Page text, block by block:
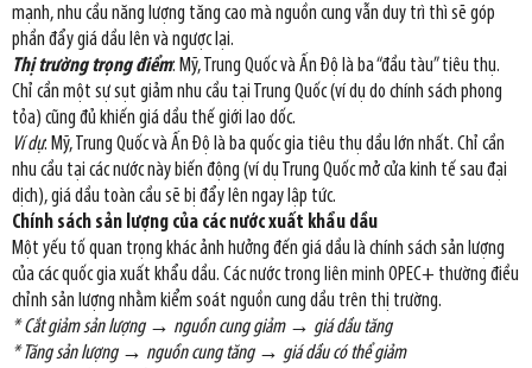
mạnh, nhu cầu năng lượng tăng cao mà nguồn cung vẫn duy trì thì sẽ góp
phần đẩy giá dầu lên và ngược lại.
Thị trường trọng điểm: Mỹ, Trung Quốc và Ấn Độ là ba “đầu tàu” tiêu thụ.
Chỉ cần một sự sụt giảm nhu cầu tại Trung Quốc (ví dụ do chính sách phong
tỏa) cũng đủ khiến giá dầu thế giới lao dốc.
Ví dụ: Mỹ, Trung Quốc và Ấn Độ là ba quốc gia tiêu thụ dầu lớn nhất. Chỉ cần
nhu cầu tại các nước này biến động (ví dụ Trung Quốc mở cửa kinh tế sau đại
dịch), giá dầu toàn cầu sẽ bị đẩy lên ngay lập tức.
Chính sách sản lượng của các nước xuất khẩu dầu
Một yếu tố quan trọng khác ảnh hưởng đến giá dầu là chính sách sản lượng
của các quốc gia xuất khẩu dầu. Các nước trong liên minh OPEC+ thường điều
chỉnh sản lượng nhằm kiểm soát nguồn cung dầu trên thị trường.
* Cắt giảm sản lượng → nguồn cung giảm → giá dầu tăng
* Tăng sản lượng → nguồn cung tăng → giá dầu có thể giảm